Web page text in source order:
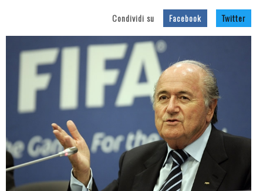
Condividi su Facebook Twitter